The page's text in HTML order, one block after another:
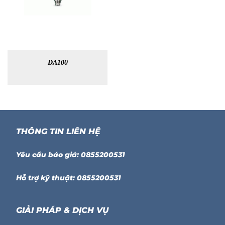
DA100
THÔNG TIN LIÊN HỆ
Yêu cầu báo giá: 0855200531
Hỗ trợ kỹ thuật: 0855200531
GIẢI PHÁP & DỊCH VỤ